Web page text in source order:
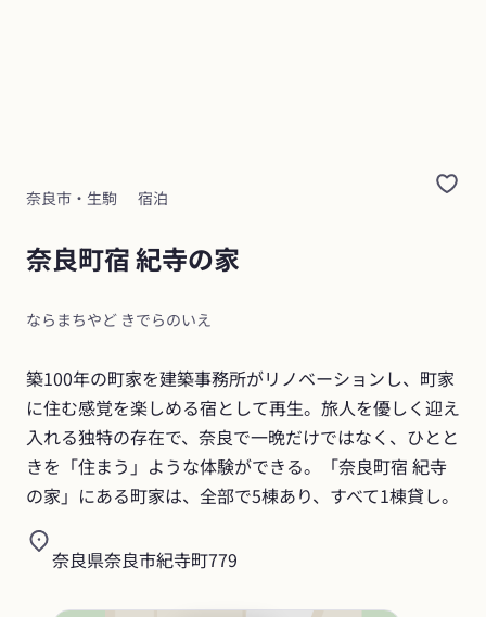
奈良市・生駒 宿泊
奈良町宿 紀寺の家
ならまちやど きでらのいえ
築100年の町家を建築事務所がリノベーションし、町家
に住む感覚を楽しめる宿として再生。旅人を優しく迎え
入れる独特の存在で、奈良で一晩だけではなく、ひとと
きを「住まう」ような体験ができる。「奈良町宿 紀寺
の家」にある町家は、全部で5棟あり、すべて1棟貸し。
奈良県奈良市紀寺町779